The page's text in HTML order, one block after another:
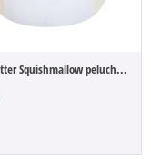
Harry Potter Squishmallow peluche Hedwig ...